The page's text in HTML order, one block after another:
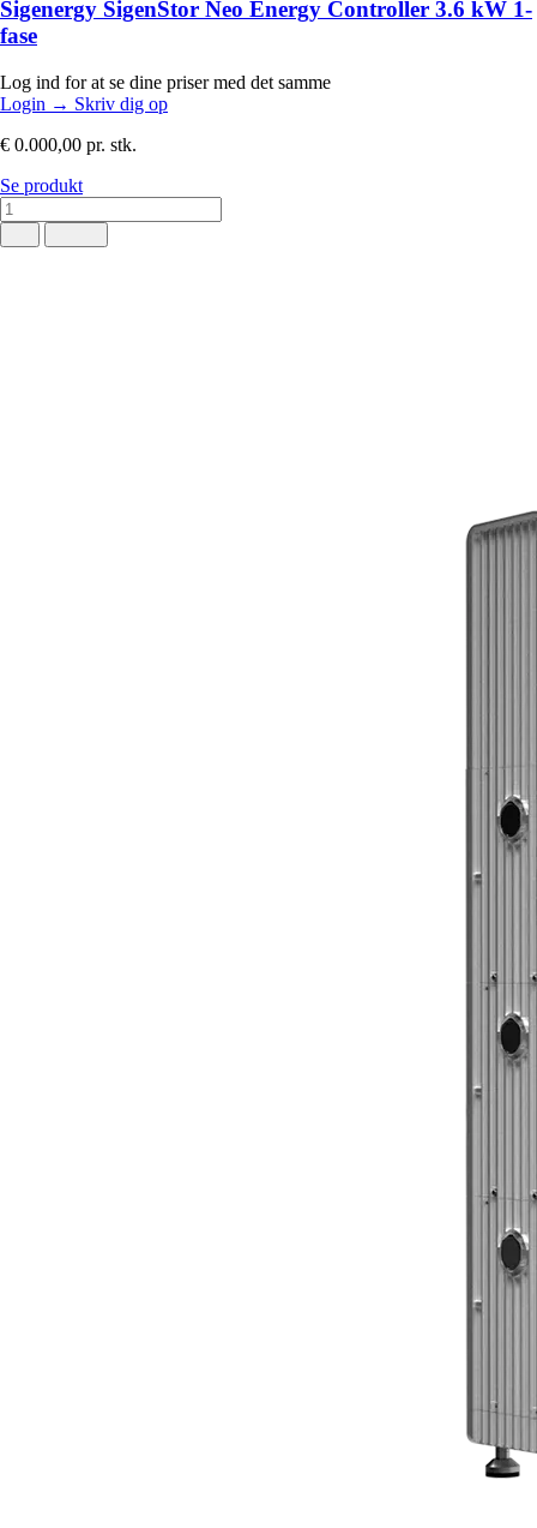
Sigenergy SigenStor Neo Energy Controller 3.6 kW 1-
fase
Log ind for at se dine priser med det samme
Login → Skriv dig op
€ 0.000,00 pr. stk.
Se produkt